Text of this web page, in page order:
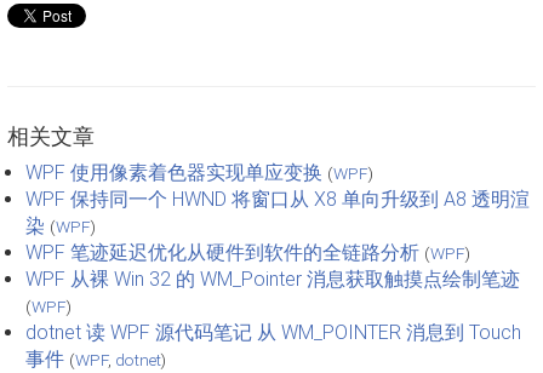
相关文章
WPF 使用像素着色器实现单应变换 (WPF)
WPF 保持同一个 HWND 将窗口从 X8 单向升级到 A8 透明渲
染 (WPF)
WPF 笔迹延迟优化从硬件到软件的全链路分析 (WPF)
WPF 从裸 Win 32 的 WM_Pointer 消息获取触摸点绘制笔迹
(WPF)
dotnet 读 WPF 源代码笔记 从 WM_POINTER 消息到 Touch
事件 (WPF, dotnet)